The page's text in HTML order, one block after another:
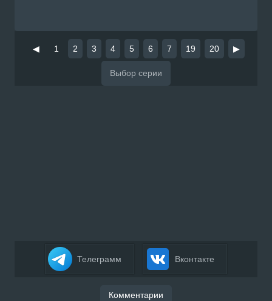
◀ 1 2 3 4 5 6 7 19 20 ▶
Телеграмм Вконтакте
Комментарии